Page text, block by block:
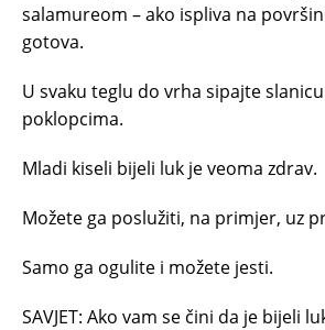
salamureom – ako ispliva na
gotova.
U svaku teglu do vrha sipajte
poklopcima.
Mladi kiseli bijeli luk je veoma zdrav.
Možete ga poslužiti, na primjer, uz
Samo ga ogulite i možete jesti.
SAVJET: Ako vam se čini da je bijeli